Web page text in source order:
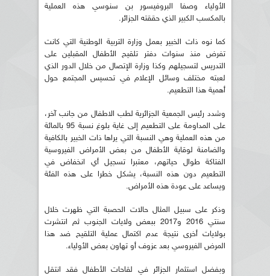
الأولياء وصفا البروفيسور بن سنوسي هذه العملية
بالمكسب الكبير الذي حققته الجزائر.
كما نوه ذات الخبير بعمل وزارة التربية الوطنية التي كانت
تفرض منذ سنوات دفتر تلقيح الأطفال المقبلين على
التدريس لتسجيلهم وكذا وزارة الإتصال من خلال الدور الذي
لعبته مختلف وسائل الإعلام في تحسيس المجتمع حول
أهمية هذا التطعيم.
وشدد رئيس الجمعية الجزائرية لطب الاطفال من جانب آخر،
على المداومة على التطعيم إلى غاية بلوغ نسبة 95 بالمائة
من هذه العملية وهي النسبة التي يراها ذات الخبير بالكافية
والضامنة لوقاية الأطفال من بعض الأمراض الفيروسية
الفتاكة طوال حياتهم، معتبرا تسجيل أي انخفاض في
التطعيم دون هذه النسبة، يشكل خطرا على هذه الفئة
ويساعد على عودة هذه الأمراض.
وذكر على سبيل المثال حالات الحصبة التي ظهرت خلال
سنتي 2016 و2017 ببعض ولايات الجنوب ثم انتشرت
بولايات أخرى نتيجة عدم اكتمال عملية التلقيح ضد هذا
المرض الفيروسي بعد عزوف أو تهاون بعض الأولياء.
وبفضل استثمار الجزائر في لقاحات الأطفال فقد انتقل